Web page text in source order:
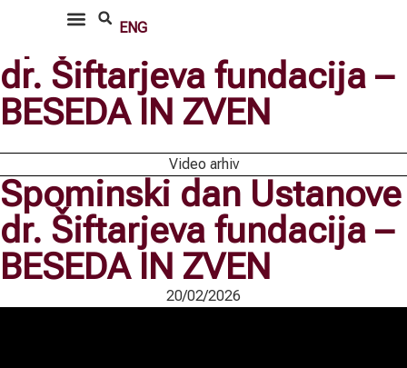
ENG
Spominski dan Ustanove
dr. Šiftarjeva fundacija –
BESEDA IN ZVEN
Video arhiv
Spominski dan Ustanove
dr. Šiftarjeva fundacija –
BESEDA IN ZVEN
20/02/2026